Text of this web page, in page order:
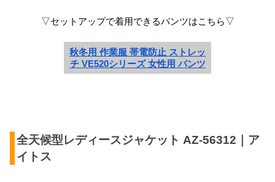
▽セットアップで着用できるパンツはこちら▽
秋冬用 作業服 帯電防止 ストレッ
チ VE520シリーズ 女性用 パンツ
全天候型レディースジャケット AZ-56312｜ア
イトス